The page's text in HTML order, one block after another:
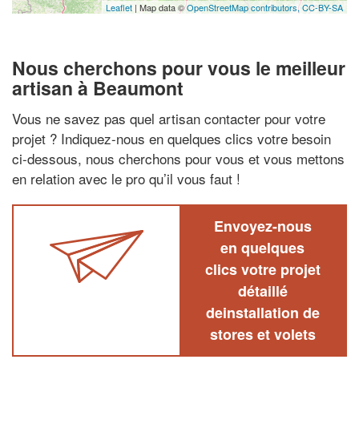
Leaflet | Map data ©OpenStreetMap contributors,CC-BY-SA
Nous cherchons pour vous le meilleur
artisan à Beaumont
Vous ne savez pas quel artisan contacter pour votre
projet ? Indiquez-nous en quelques clics votre besoin
ci-dessous, nous cherchons pour vous et vous mettons
en relation avec le pro qu’il vous faut !
Envoyez-nous
en quelques
clics votre projet
détaillé
deinstallation de
stores et volets